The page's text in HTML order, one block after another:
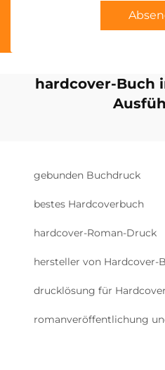
hardcover-Buch
gebunden Buchdruck
bestes Hardcoverbuch
hardcover-Roman-Druck
hersteller von Hardcover-
drucklösung für
romanveröffentlichung